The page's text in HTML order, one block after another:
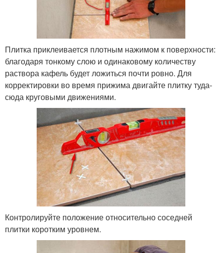
Плитка приклеивается плотным нажимом к поверхности:
благодаря тонкому слою и одинаковому количеству
раствора кафель будет ложиться почти ровно. Для
корректировки во время прижима двигайте плитку туда-
сюда круговыми движениями.
Контролируйте положение относительно соседней
плитки коротким уровнем.